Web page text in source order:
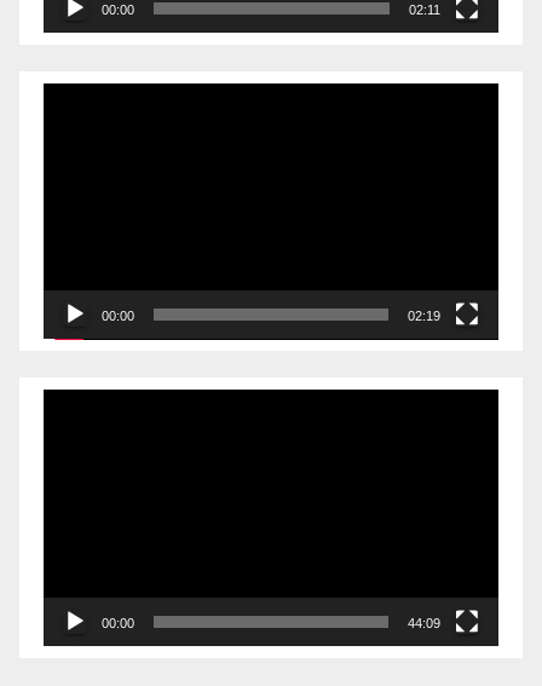
00:00 02:11
00:00 02:19
00:00 44:09